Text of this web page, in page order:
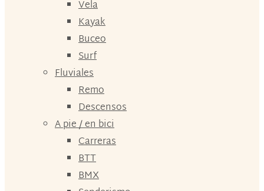
Vela
Kayak
Buceo
Surf
Fluviales
Remo
Descensos
A pie / en bici
Carreras
BTT
BMX